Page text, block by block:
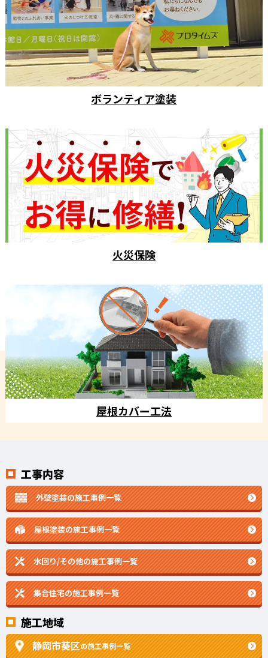
ボランティア塗装
火災保険
屋根カバー工法
工事内容
外壁塗装の施工事例一覧
屋根塗装の施工事例一覧
水回り/その他の施工事例一覧
集合住宅の施工事例一覧
施工地域
静岡市葵区の施工事例一覧